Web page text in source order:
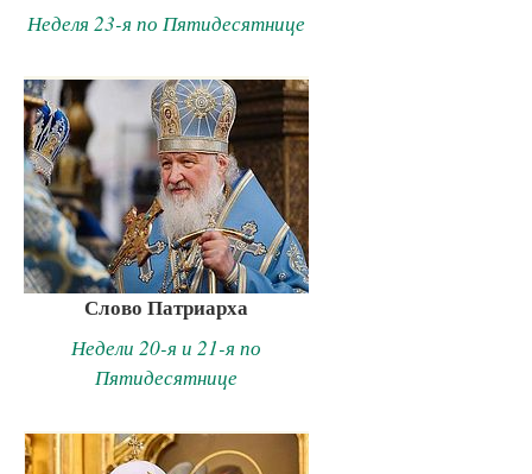
Неделя 23-я по Пятидесятнице
Слово Патриарха
Недели 20-я и 21-я по
Пятидесятнице